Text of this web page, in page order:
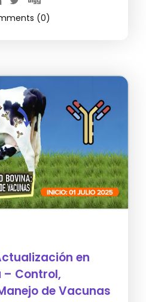
(0)
en
– Control,
de Vacunas